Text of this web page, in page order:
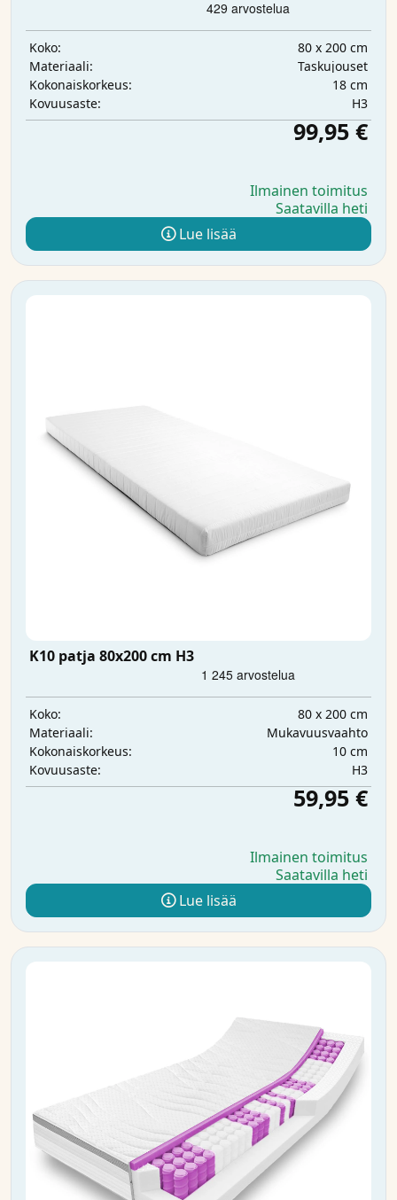
Koko:
80 x 200 cm
Materiaali:
Taskujouset
Kokonaiskorkeus:
18 cm
Kovuusaste:
H3
99,95 €
Ilmainen toimitus
Saatavilla heti
Lue lisää
K10 patja 80x200 cm H3
Koko:
80 x 200 cm
Materiaali:
Mukavuusvaahto
Kokonaiskorkeus:
10 cm
Kovuusaste:
H3
59,95 €
Ilmainen toimitus
Saatavilla heti
Lue lisää